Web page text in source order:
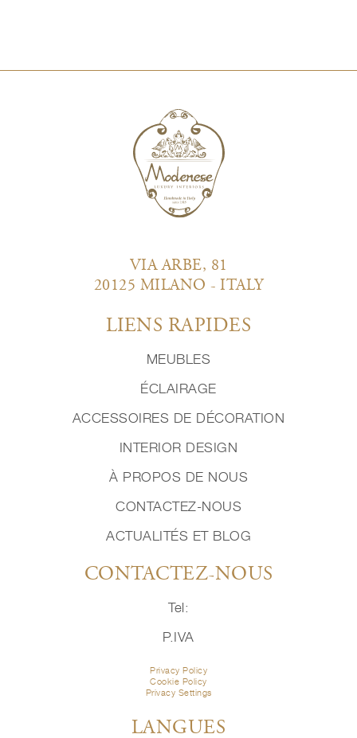
VIA ARBE, 81
20125 MILANO - ITALY
LIENS RAPIDES
MEUBLES
ÉCLAIRAGE
ACCESSOIRES DE DÉCORATION
INTERIOR DESIGN
À PROPOS DE NOUS
CONTACTEZ-NOUS
ACTUALITÉS ET BLOG
CONTACTEZ-NOUS
Tel:
P.IVA
Privacy Policy
Cookie Policy
Privacy Settings
LANGUES